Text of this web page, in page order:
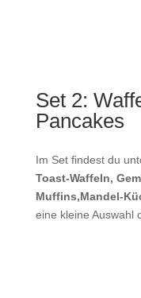
Set 2:
Pancakes
Im Set findest du
Toast-Waffeln,
Muffins,Mandel-
eine kleine Auswahl